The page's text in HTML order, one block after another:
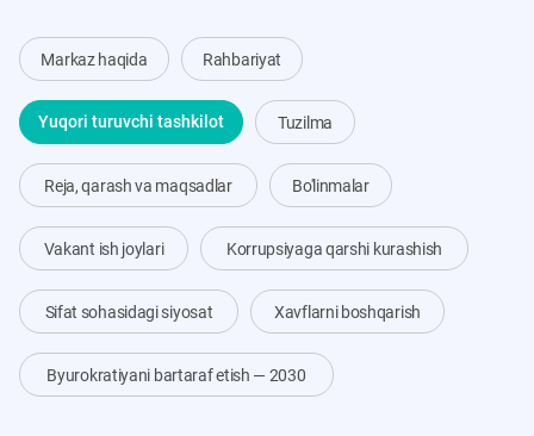
Markaz haqida Rahbariyat
Yuqori turuvchi tashkilot Tuzilma
Reja, qarash va maqsadlar Bo'linmalar
Vakant ish joylari Korrupsiyaga qarshi kurashish
Sifat sohasidagi siyosat Xavflarni boshqarish
Byurokratiyani bartaraf etish — 2030